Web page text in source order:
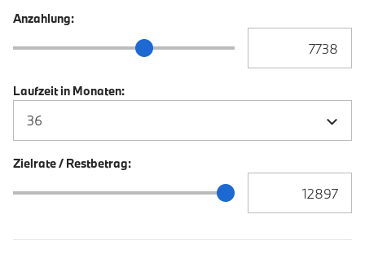
Anzahlung:
Anzahlung Schieberegler
Laufzeit in Monaten:
Zielrate / Restbetrag:
Zielrate / Restbetrag Schieberegler